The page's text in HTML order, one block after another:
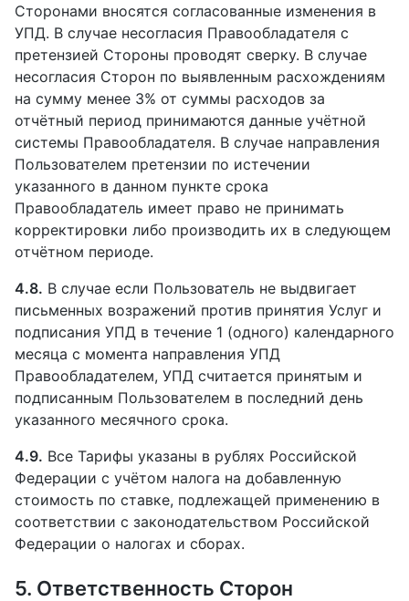
Сторонами вносятся согласованные изменения в
УПД. В случае несогласия Правообладателя с
претензией Стороны проводят сверку. В случае
несогласия Сторон по выявленным расхождениям
на сумму менее 3% от суммы расходов за
отчётный период принимаются данные учётной
системы Правообладателя. В случае направления
Пользователем претензии по истечении
указанного в данном пункте срока
Правообладатель имеет право не принимать
корректировки либо производить их в следующем
отчётном периоде.
4.8. В случае если Пользователь не выдвигает
письменных возражений против принятия Услуг и
подписания УПД в течение 1 (одного) календарного
месяца с момента направления УПД
Правообладателем, УПД считается принятым и
подписанным Пользователем в последний день
указанного месячного срока.
4.9. Все Тарифы указаны в рублях Российской
Федерации с учётом налога на добавленную
стоимость по ставке, подлежащей применению в
соответствии с законодательством Российской
Федерации о налогах и сборах.
5. Ответственность Сторон